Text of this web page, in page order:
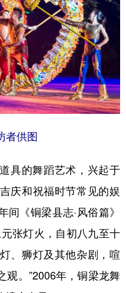
上海 江苏
福建 江西
湖北 湖南
海南 重庆
云南 西藏
青海
Français عربى
日本語 한국어
供图
的舞蹈艺术，兴起于
庆和祝福时节常见的娱
间《铜梁县志·风俗篇》
张灯火，自初八九至十
、狮灯及其他杂剧，喧
观。”2006年，铜梁龙舞